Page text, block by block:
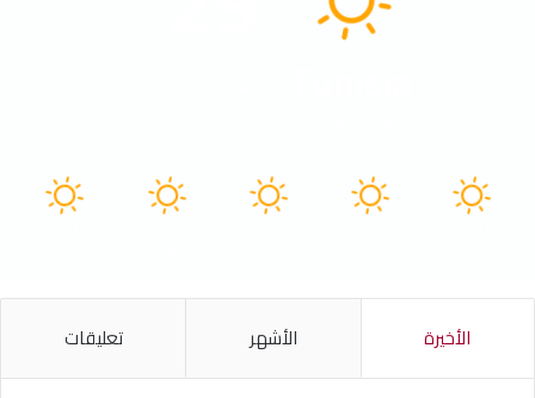
الأخيرة الأشهر تعليقات